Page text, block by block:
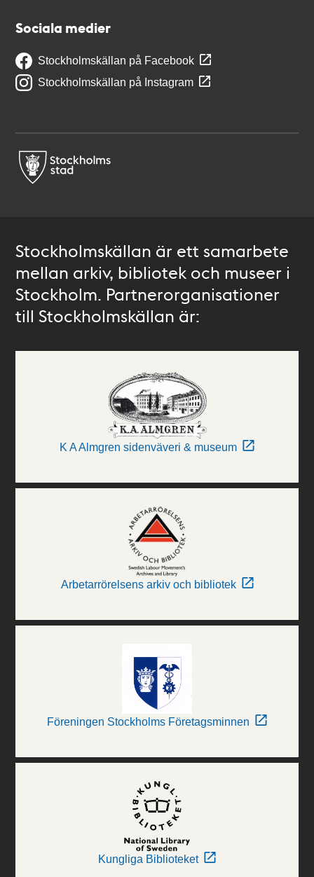
Sociala medier
Stockholmskällan på Facebook
Stockholmskällan på Instagram
Stockholmskällan är ett samarbete
mellan arkiv, bibliotek och museer i
Stockholm. Partnerorganisationer
till Stockholmskällan är:
K A Almgren sidenväveri & museum
Arbetarrörelsens arkiv och bibliotek
Föreningen Stockholms Företagsminnen
Kungliga Biblioteket